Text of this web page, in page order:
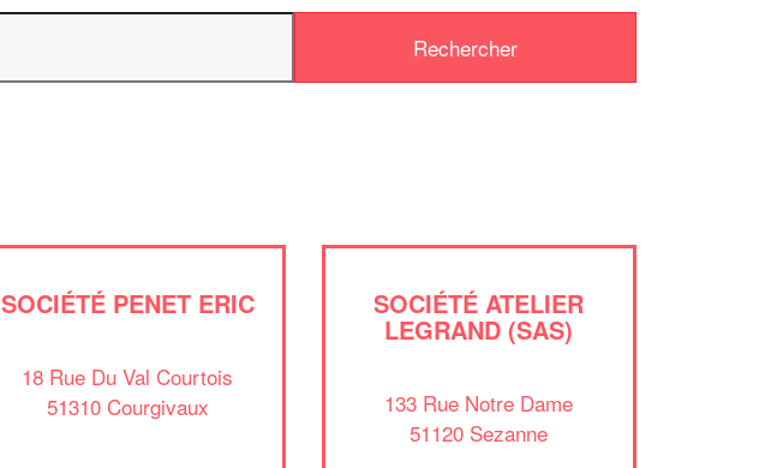
SOCIÉTÉ PENET ERIC
18 Rue Du Val Courtois
51310 Courgivaux
SOCIÉTÉ ATELIER
LEGRAND (SAS)
133 Rue Notre Dame
51120 Sezanne
✕
Vous êtes un
professionnel ?
Augmentez votrechiffre d'affaires
vosmargestout en gagnant de